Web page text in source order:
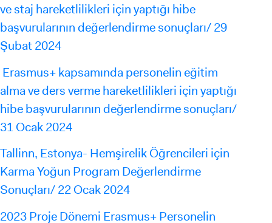
ve staj hareketlilikleri için yaptığı hibe
başvurularının değerlendirme sonuçları/ 29
Şubat 2024
Erasmus+ kapsamında personelin eğitim
alma ve ders verme hareketlilikleri için yaptığı
hibe başvurularının değerlendirme sonuçları/
31 Ocak 2024
Tallinn, Estonya- Hemşirelik Öğrencileri için
Karma Yoğun Program Değerlendirme
Sonuçları/ 22 Ocak 2024
2023 Proje Dönemi Erasmus+ Personelin